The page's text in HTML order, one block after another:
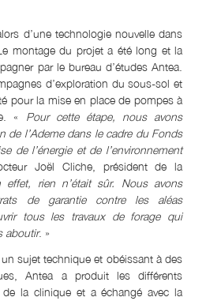
d’une technologie nouvelle dans
montage du projet a été long et la
par le bureau d’études Antea.
d’exploration du sous-sol et
pour la mise en place de pompes à
« Pour cette étape, nous avons
de l’Ademe dans le cadre du Fonds
de l’énergie et de l’environnement
Joël Cliche, président de la
effet, rien n’était sûr. Nous avons
de garantie contre les aléas
tous les travaux de forage qui
aboutir. »
sujet technique et obéissant à des
Antea a produit les différents
la clinique et a échangé avec la